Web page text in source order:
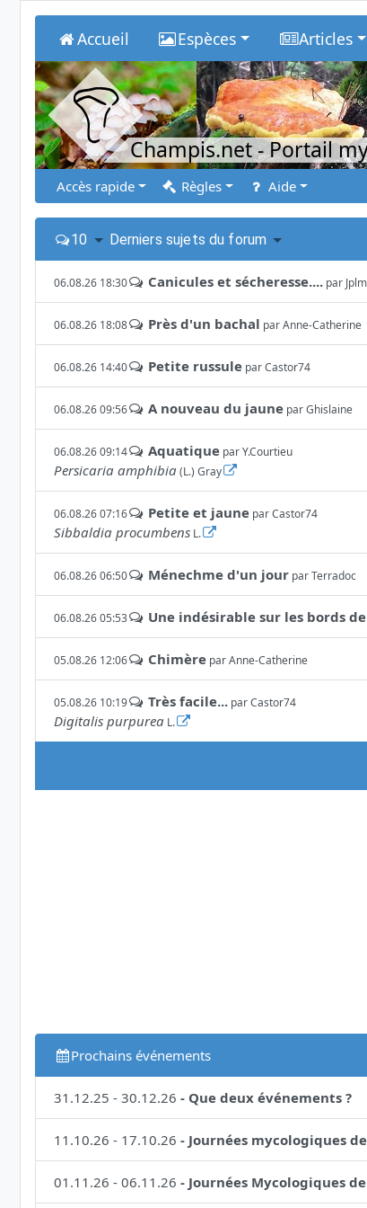
Accueil Espèces Articles
Champis.net- Portail
Accès rapide Règles Aide
10 Derniers sujets du forum
06.08.26 18:30 Canicules et sécheresse.... par Jplm
06.08.26 18:08 Près d'un bachal parAnne-Catherine
06.08.26 14:40 Petite russule parCastor74
06.08.26 09:56 A nouveau du jaune parGhislaine
06.08.26 09:14 Aquatique parY.Courtieu
Persicaria amphibia(L.) Gray
06.08.26 07:16 Petite et jaune parCastor74
Sibbaldia procumbens L.
06.08.26 06:50 Ménechme d'un jour parTerradoc
06.08.26 05:53 Une indésirable sur les bords
05.08.26 12:06 Chimère parAnne-Catherine
05.08.26 10:19 Très facile... parCastor74
Digitalis purpurea L.
Prochains événements
31.12.25 - 30.12.26 - Que deux événements ?
11.10.26 - 17.10.26 - Journées mycologiques
01.11.26 - 06.11.26 - Journées Mycologiques